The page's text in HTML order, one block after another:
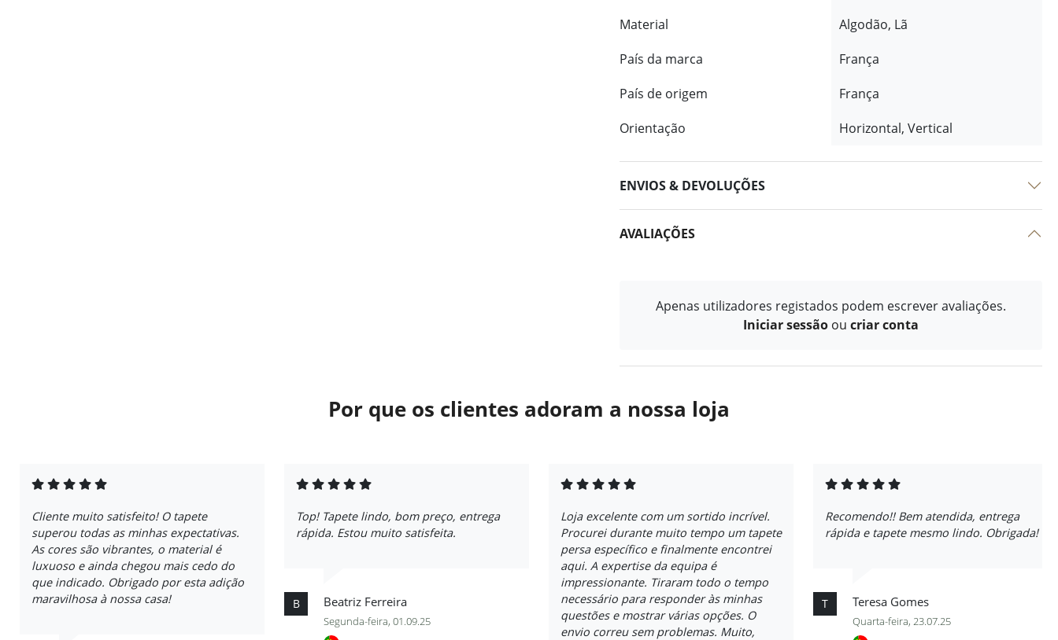
Material
Algodão, Lã
País da marca
França
País de origem
França
Orientação
Horizontal, Vertical
ENVIOS & DEVOLUÇÕES
AVALIAÇÕES
Apenas utilizadores registados podem escrever avaliações.
Iniciar sessão ou criar conta
Por que os clientes adoram a nossa loja
Cliente muito satisfeito! O tapete
superou todas as minhas expectativas.
As cores são vibrantes, o material é
luxuoso e ainda chegou mais cedo do
que indicado. Obrigado por esta adição
maravilhosa à nossa casa!
Top! Tapete lindo, bom preço, entrega
rápida. Estou muito satisfeita.
B Beatriz Ferreira
Segunda-feira, 01.09.25
Loja excelente com um sortido incrível.
Procurei durante muito tempo um tapete
persa específico e finalmente encontrei
aqui. A expertise da equipa é
impressionante. Tiraram todo o tempo
necessário para responder às minhas
questões e mostrar várias opções. O
envio correu sem problemas. Muito,
Recomendo!! Bem atendida, entrega
rápida e tapete mesmo lindo. Obrigada!
T Teresa Gomes
Quarta-feira, 23.07.25